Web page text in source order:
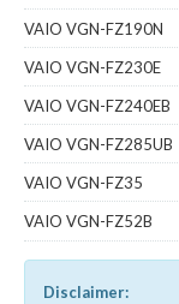
VAIO VGN-FZ190N
VAIO VGN-FZ230E
VAIO VGN-FZ240EB
VAIO VGN-FZ285UB
VAIO VGN-FZ35
VAIO VGN-FZ52B
Disclaimer: